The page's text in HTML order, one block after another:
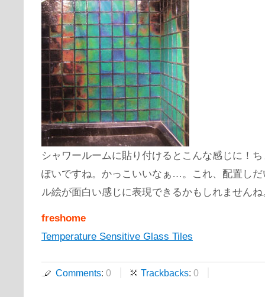
シャワールームに貼り付けるとこんな感じに！
ぽいですね。かっこいいなぁ…。これ、配置しだ
ル絵が面白い感じに表現できるかもしれませんね
freshome
Temperature Sensitive Glass Tiles
Comments: 0 Trackbacks: 0